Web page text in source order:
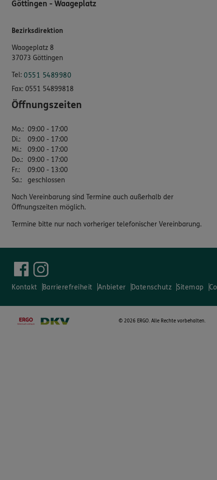
Göttingen - Waageplatz
Bezirksdirektion
Waageplatz 8
37073 Göttingen
Tel: 0551 5489980
Fax: 0551 54899818
Öffnungszeiten
Mo.: 09:00 - 17:00
Di.:
09:00 - 17:00
Mi.:
09:00 - 17:00
Do.: 09:00 - 17:00
Fr.:
09:00 - 13:00
Sa.: geschlossen
Nach Vereinbarung sind Termine auch außerhalb der
Öffnungszeiten möglich.
Termine bitte nur nach vorheriger telefonischer Vereinbarung.
Kontakt Barrierefreiheit Anbieter Datenschutz Sitemap
© 2026 ERGO. Alle Rechte vorbehalten.